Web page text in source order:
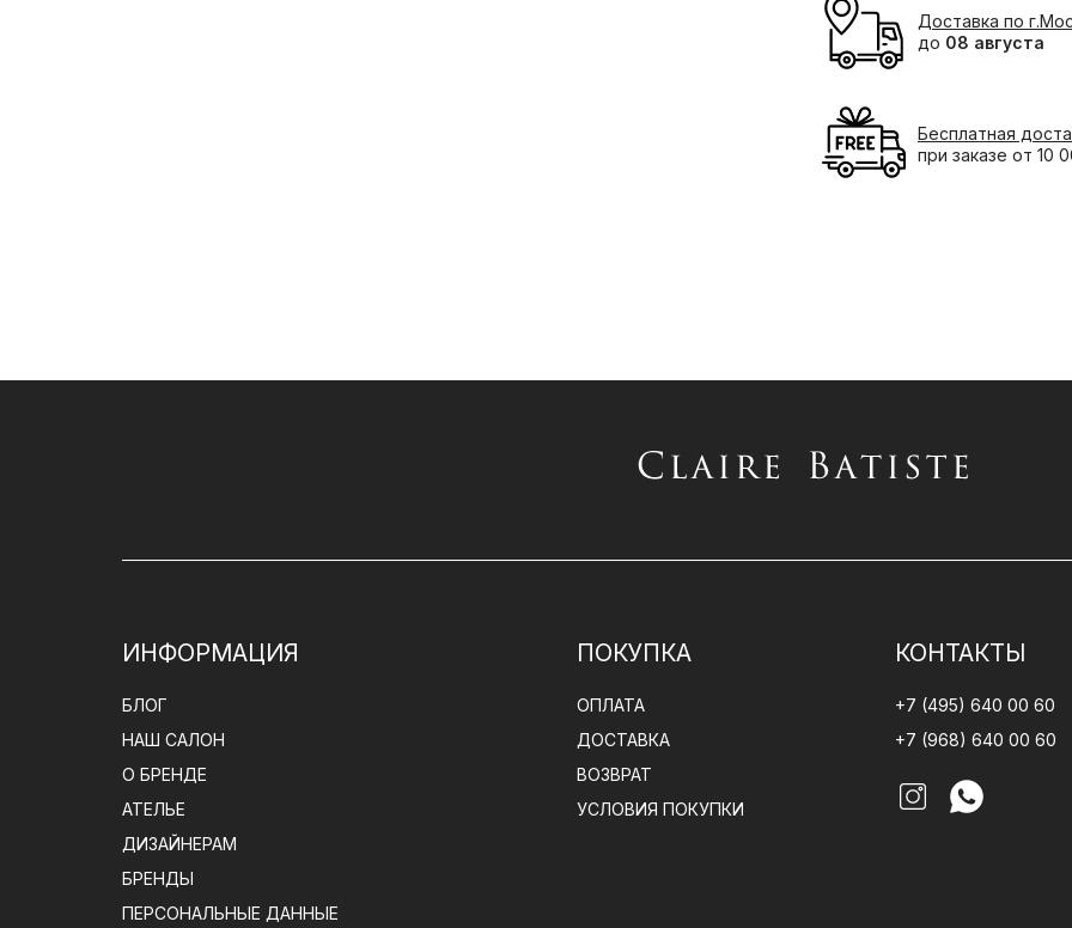
Доставка по
до 08 августа
Бесплатная
при заказе от 10
ИНФОРМАЦИЯ
БЛОГ
НАШ САЛОН
О БРЕНДЕ
АТЕЛЬЕ
ДИЗАЙНЕРАМ
БРЕНДЫ
ПЕРСОНАЛЬНЫЕ ДАННЫЕ
ПОКУПКА
ОПЛАТА
ДОСТАВКА
ВОЗВРАТ
УСЛОВИЯ ПОКУПКИ
КОНТАКТЫ
+7 (495) 640 00 60
+7 (968) 640 00 60